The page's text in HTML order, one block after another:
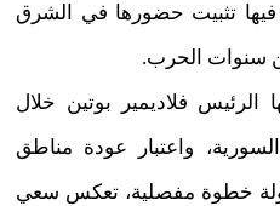
تثبيت حضورها في الشرق
سنوات الحرب.
الرئيس فلاديمير بوتين خلال
واعتبار عودة مناطق
خطوة مفصلية، تعكس سعي